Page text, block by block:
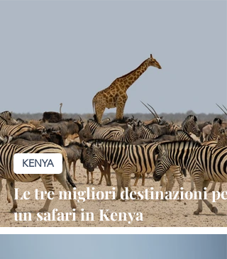
Le tre migliori destinazioni per
un safari in Kenya
indimenticabile
KENYA